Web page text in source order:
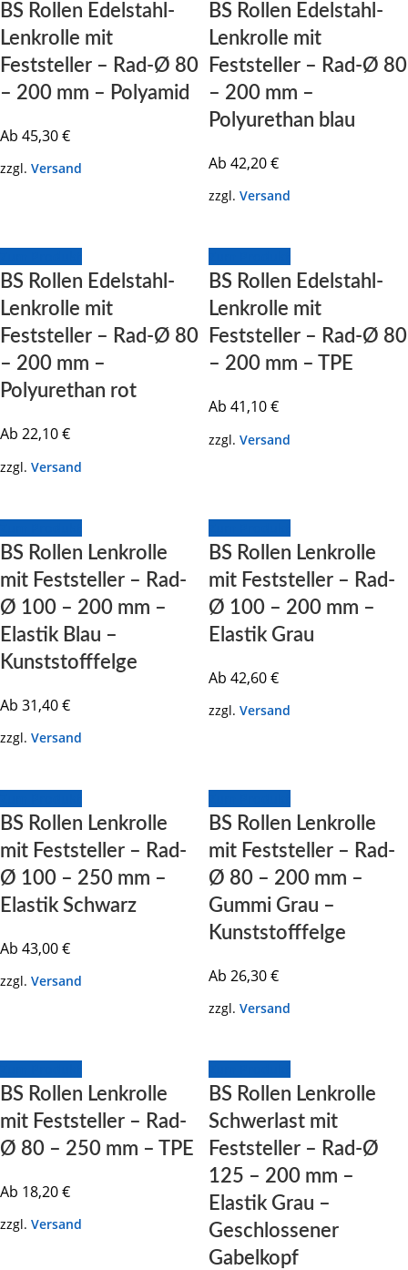
BS Rollen Edelstahl-
Lenkrolle mit
Feststeller – Rad-Ø 80
– 200 mm – Polyamid
Ab 45,30€
zzgl. Versand
BS Rollen Edelstahl-
Lenkrolle mit
Feststeller – Rad-Ø 80
– 200 mm –
Polyurethan blau
Ab 42,20€
zzgl. Versand
BS Rollen Edelstahl-
Lenkrolle mit
Feststeller – Rad-Ø 80
– 200 mm –
Polyurethan rot
Ab 22,10€
zzgl. Versand
BS Rollen Edelstahl-
Lenkrolle mit
Feststeller – Rad-Ø 80
– 200 mm – TPE
Ab 41,10€
zzgl. Versand
BS Rollen Lenkrolle
mit Feststeller – Rad-
Ø 100 – 200 mm –
Elastik Blau –
Kunststofffelge
Ab 31,40€
zzgl. Versand
BS Rollen Lenkrolle
mit Feststeller – Rad-
Ø 100 – 200 mm –
Elastik Grau
Ab 42,60€
zzgl. Versand
BS Rollen Lenkrolle
mit Feststeller – Rad-
Ø 100 – 250 mm –
Elastik Schwarz
Ab 43,00€
zzgl. Versand
BS Rollen Lenkrolle
mit Feststeller – Rad-
Ø 80 – 200 mm –
Gummi Grau –
Kunststofffelge
Ab 26,30€
zzgl. Versand
BS Rollen Lenkrolle
mit Feststeller – Rad-
Ø 80 – 250 mm – TPE
Ab 18,20€
zzgl. Versand
BS Rollen Lenkrolle
Schwerlast mit
Feststeller – Rad-Ø
125 – 200 mm –
Elastik Grau –
Geschlossener
Gabelkopf